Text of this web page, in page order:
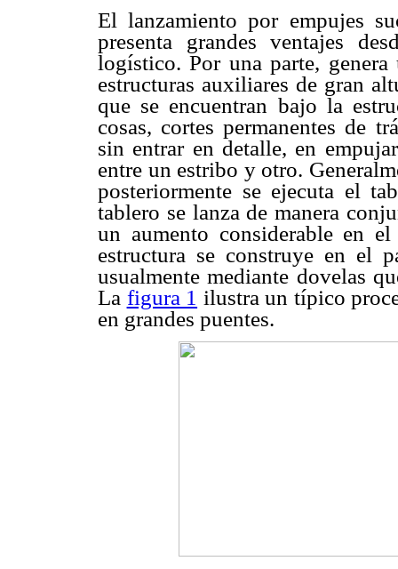
El lanzamiento por empujes
presenta grandes ventajes
logístico. Por una parte,
estructuras auxiliares de gran
que se encuentran bajo la
cosas, cortes permanentes de
sin entrar en detalle, en
entre un estribo y otro.
posteriormente se ejecuta el
tablero se lanza de manera
un aumento considerable en
estructura se construye en el
usualmente mediante dovelas
La figura 1 ilustra un típico
en grandes puentes.